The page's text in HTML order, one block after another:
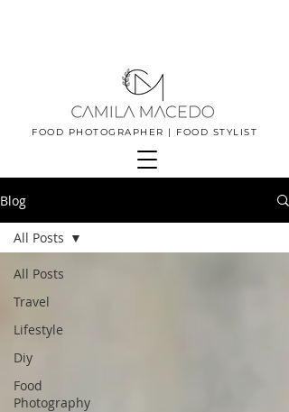
FOOD PHOTOGRAPHER | FOOD STYLIST
Blog
All Posts
Travel
Lifestyle
Diy
Food
Photography
All Posts